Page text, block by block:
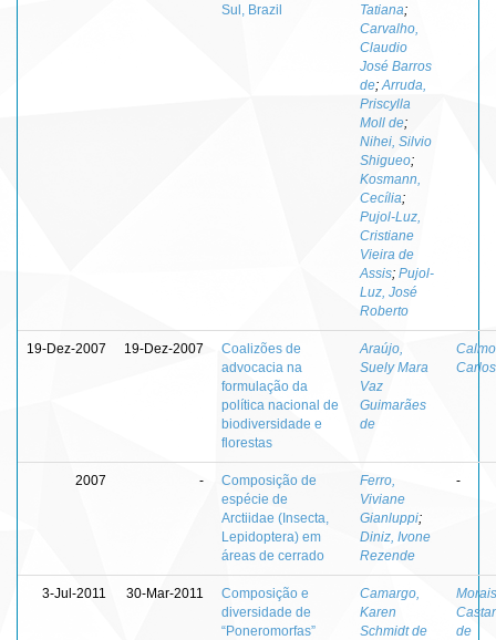
Sul, Brazil Tatiana;
Carvalho,
Claudio
José Barros
de; Arruda,
Priscylla
Moll de;
Nihei, Silvio
Shigueo;
Kosmann,
Cecília;
Pujol-Luz,
Cristiane
Vieira de
Assis; Pujol-
Luz, José
Roberto
19-Dez-2007 19-Dez-2007
Coalizões de
advocacia na
formulação da
política nacional de
biodiversidade e
florestas
Araújo,
Suely Mara
Vaz
Guimarães
de
2007 -
Composição de
espécie de
Arctiidae (Insecta,
Lepidoptera) em
áreas de cerrado
Ferro,
Viviane
Gianluppi;
Diniz, Ivone
Rezende
-
3-Jul-2011 30-Mar-2011
Composição e
diversidade de
“Poneromorfas”
Camargo,
Karen
Schmidt de
de